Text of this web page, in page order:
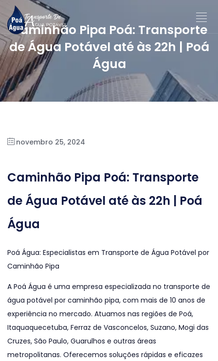
Caminhão Pipa Poá: Transporte
de Água Potável até às 22h | Poá
Água
novembro 25, 2024
Caminhão Pipa Poá: Transporte
de Água Potável até às 22h | Poá
Água
Poá Água: Especialistas em Transporte de Água Potável por
Caminhão Pipa
A Poá Água é uma empresa especializada no transporte de
água potável por caminhão pipa, com mais de 10 anos de
experiência no mercado. Atuamos nas regiões de Poá,
Itaquaquecetuba, Ferraz de Vasconcelos, Suzano, Mogi das
Cruzes, São Paulo, Guarulhos e outras áreas
metropolitanas. Oferecemos soluções rápidas e eficazes